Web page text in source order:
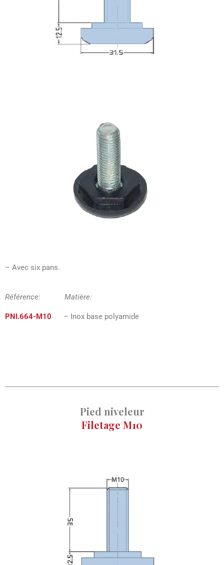
– Avec six pans.
Référence: Matière:
PNI.664-M10 – Inox base polyamide
Pied niveleur
Filetage M10